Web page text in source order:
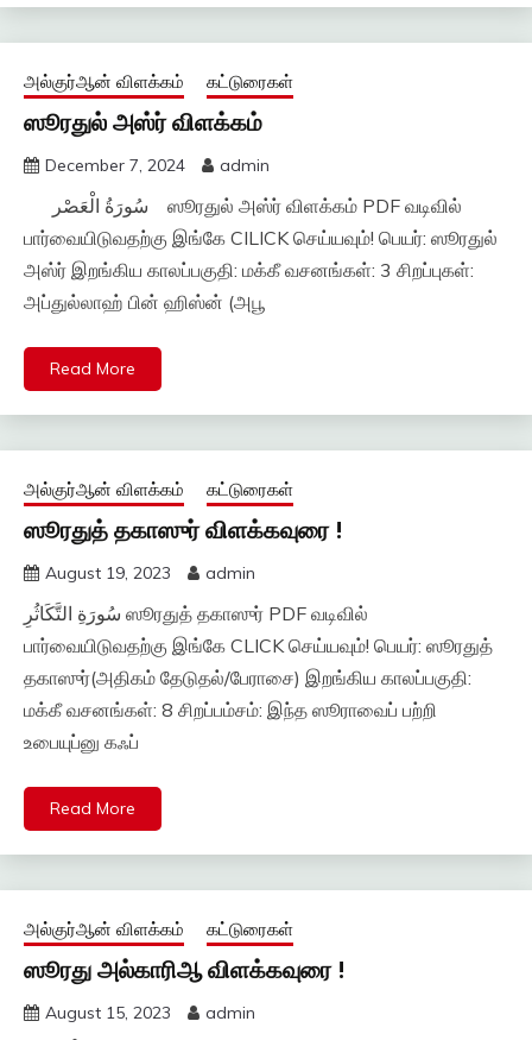
அல்குர்ஆன் விளக்கம் கட்டுரைகள்
ஸூரதுல் அஸ்ர் விளக்கம்
December 7, 2024 admin
பார்வையிடுவதற்கு இங்கே CILICK செய்யவும்! பெயர்: ஸூரதுல்
அஸ்ர் இறங்கிய காலப்பகுதி: மக்கீ வசனங்கள்: 3 சிறப்புகள்:
அப்துல்லாஹ் பின் ஹிஸ்ன் (அபூ
Read More
அல்குர்ஆன் விளக்கம் கட்டுரைகள்
ஸூரதுத் தகாஸுர் விளக்கவுரை !
August 19, 2023 admin
سُورَةِ التَّكَاثُرِ ஸூரதுத் தகாஸுர் PDF வடிவில்
பார்வையிடுவதற்கு இங்கே CLICK செய்யவும்! பெயர்: ஸூரதுத்
தகாஸுர்(அதிகம் தேடுதல்/பேராசை) இறங்கிய காலப்பகுதி:
மக்கீ வசனங்கள்: 8 சிறப்பம்சம்: இந்த ஸூராவைப் பற்றி
உபையுப்னு கஃப்
Read More
அல்குர்ஆன் விளக்கம் கட்டுரைகள்
ஸூரது அல்காரிஆ விளக்கவுரை !
August 15, 2023 admin